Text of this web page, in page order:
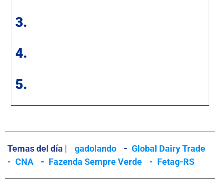
3.
4.
5.
Temas del día | gadolando - Global Dairy Trade
- CNA - Fazenda Sempre Verde - Fetag-RS